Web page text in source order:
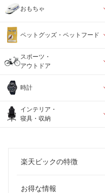
おもちゃ
ペットグッズ・ペットフード
スポーツ・
アウトドア
時計
インテリア・
寝具・収納
楽天ビックの特徴
お得な情報